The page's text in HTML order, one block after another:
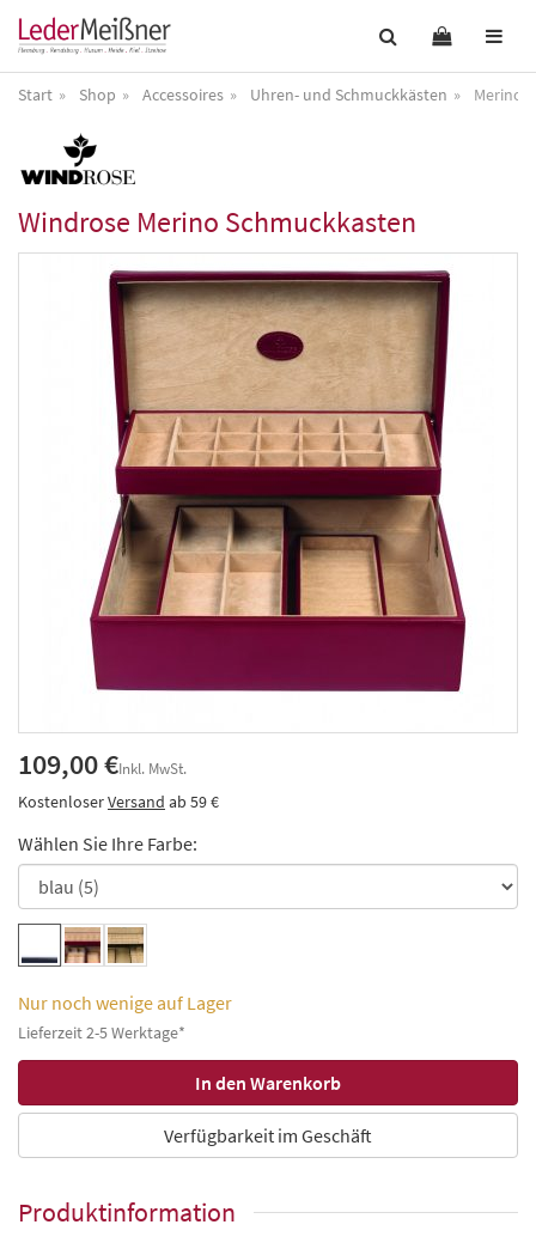
Start Shop Accessoires Uhren- und Schmuckkästen Merino
Windrose Merino Schmuckkasten
109,00 €Inkl. MwSt.
KostenloserVersand ab 59 €
Wählen Sie Ihre Farbe:
Nur noch wenige auf Lager
Lieferzeit 2-5 Werktage*
Verfügbarkeit im Geschäft
Produktinformation